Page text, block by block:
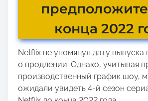
конца 2022
Netflix не упомянул дату выпуска
о продлении. Однако, учитывая
производственный график шоу,
ожидали увидеть 4-й сезон